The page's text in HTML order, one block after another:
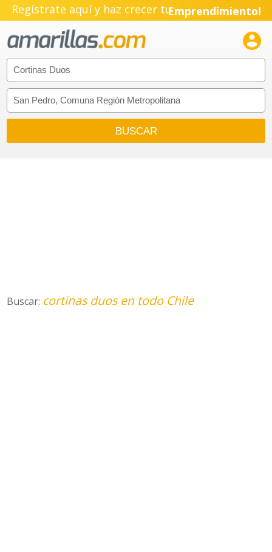
Regístrate aquí y haz crecer tuEmprendimiento!

Buscar: cortinas duos en todo Chile